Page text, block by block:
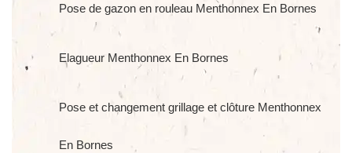
Pose de gazon en rouleau Menthonnex En Bornes
Elagueur Menthonnex En Bornes
Pose et changement grillage et clôture Menthonnex
En Bornes